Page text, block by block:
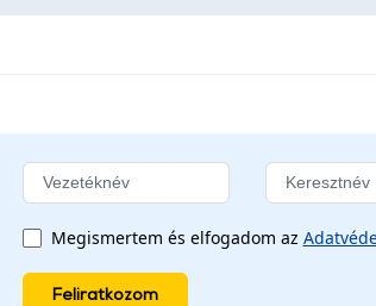
Megismertem és elfogadom az
Feliratkozom